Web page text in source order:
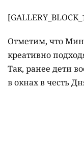
Отметим, что
креативно
Так, ранее дети
в окнах в честь